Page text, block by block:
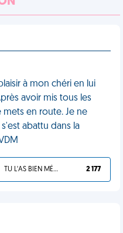
à mon chéri en lui
avoir mis tous les
mets en route. Je ne
abattu dans la
TU L'AS BIEN MÉRITÉ 2 177